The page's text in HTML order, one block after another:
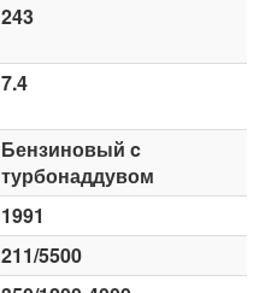
243
7.4
Бензиновый c
турбонаддувом
1991
211/5500